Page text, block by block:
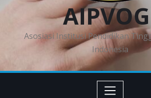
Asosiasi Institusi Pendidikan
Indonesia